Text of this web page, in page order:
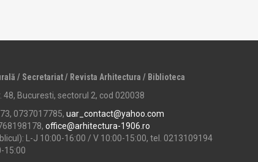
/ Secretariat / Revista Arhitectura / Biblioteca
48, Bucuresti, sectorul 2, cod 020038
0737017785, uar_contact@yahoo.com
office@arhitectura-1906.ro
L-J 10:00-16:00 / V 10:00-15:00, tel. 0213109194
15:00